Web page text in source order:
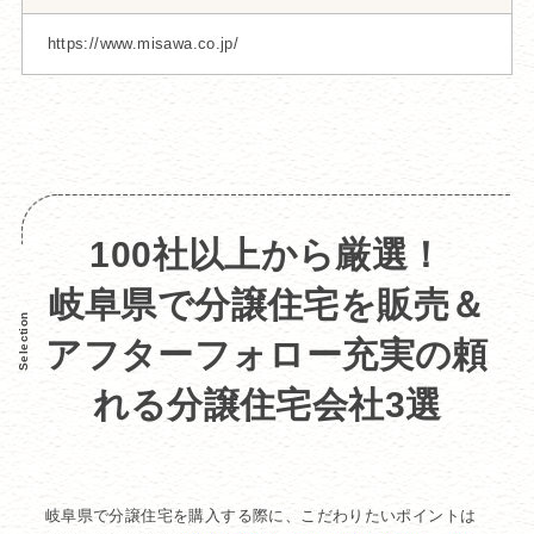
https://www.misawa.co.jp/
100社以上から厳選！
岐阜県で分譲住宅を販売＆
アフターフォロー充実の頼
れる分譲住宅会社3選
Selection
岐阜県で分譲住宅を購入する際に、こだわりたいポイントは